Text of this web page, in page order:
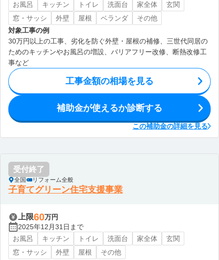
お風呂
キッチン トイレ 洗面台 家全体
玄関
窓・サッシ
外壁 屋根 ベランダ
その他
対象工事の例
30万円以上の工事、劣化を防ぐ外壁・屋根の補修、三世代同居の
ためのキッチンやお風呂の増設、バリアフリー改修、断熱改修工
事など
工事金額の相場を見る
補助金が使えるか診断する
この補助金の詳細を見る
受付終了
全国 リフォーム全般
子育てグリーン住宅支援事業
上限60万円
2025年12月31日まで
お風呂
キッチン トイレ 洗面台 家全体
玄関
窓・サッシ
外壁 屋根
その他